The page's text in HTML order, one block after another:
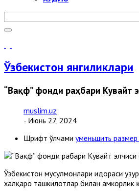
Ўзбекистон янгиликлари
“Вақф” фонди раҳбари Кувайт
muslim.uz
- Июнь 27, 2024
Шрифт ўлчами уменьшить
Ўзбекистон мусулмонлари идораси
халқаро ташкилотлар билан ҳамкорлик